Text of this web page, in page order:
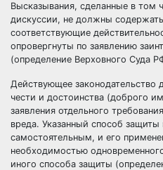
Высказывания, сделанные в том
дискуссии, не должны
соответствующие
опровергнуты по заявлению
(определение Верховного Суда
Действующее законодательство
чести и достоинства (доброго
заявления отдельного
вреда. Указанный способ защиты
самостоятельным, и его
необходимостью
иного способа защиты